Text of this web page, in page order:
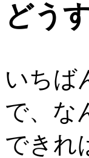
どう
いちば
で、な
できれ